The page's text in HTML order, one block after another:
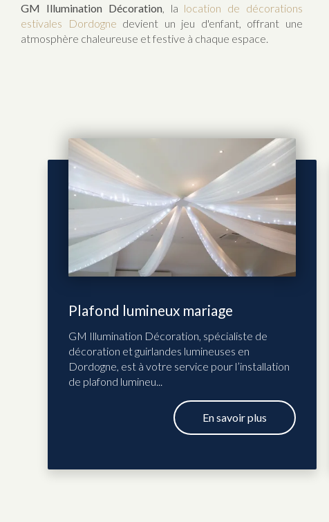
GM Illumination Décoration, la location de décorations
estivales Dordogne devient un jeu d'enfant, offrant une
atmosphère chaleureuse et festive à chaque espace.
Plafond lumineux mariage
GM Illumination Décoration, spécialiste de
décoration et guirlandes lumineuses en
Dordogne, est à votre service pour l’installation
de plafond lumineu...
En savoir plus